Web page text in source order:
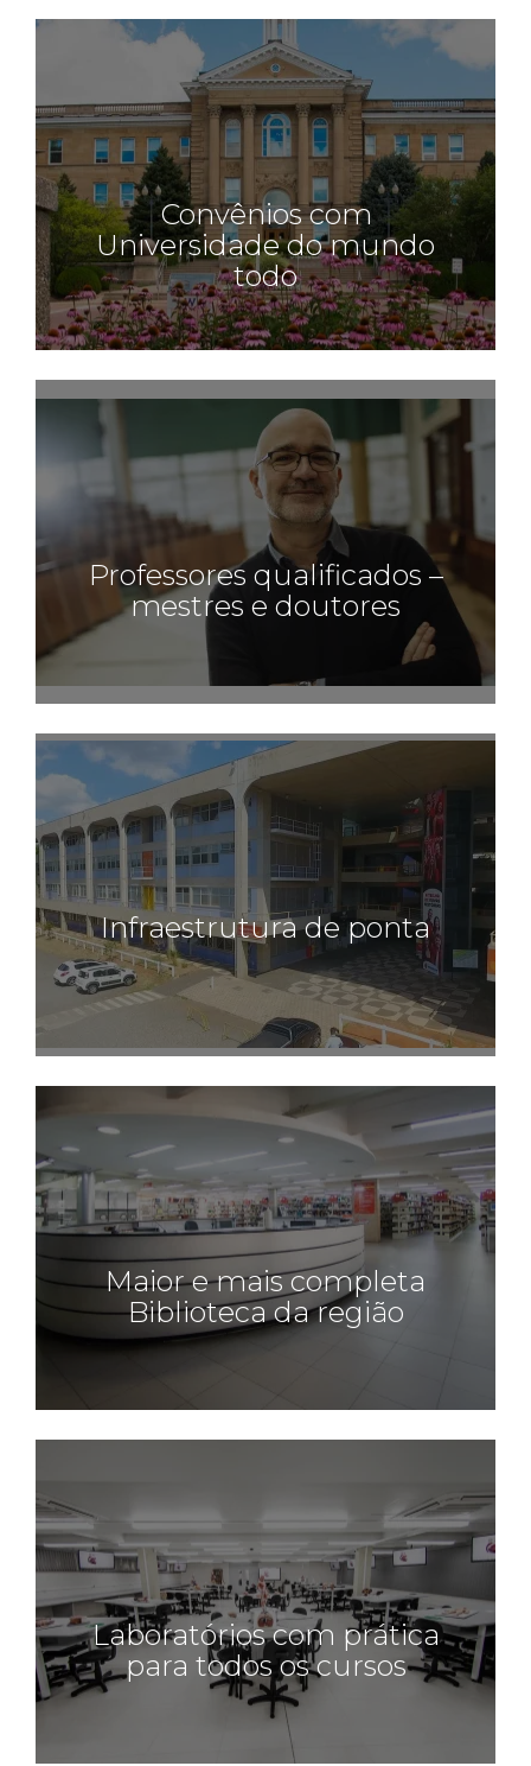
Convênios com
Universidade do mundo
todo
Professores qualificados –
mestres e doutores
Infraestrutura de ponta
Maior e mais completa
Biblioteca da região
Laboratórios com prática
para todos os cursos